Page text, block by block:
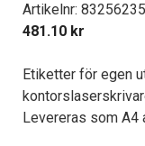
Artikelnr: 83256235
481.10 kr
Etiketter för egen
Levereras som A4